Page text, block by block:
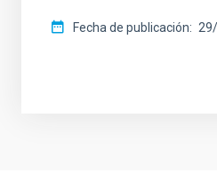
Fecha de publicación